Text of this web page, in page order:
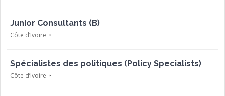
Junior Consultants (B)
Côte d’Ivoire
Spécialistes des politiques (Policy Specialists)
Côte d’Ivoire